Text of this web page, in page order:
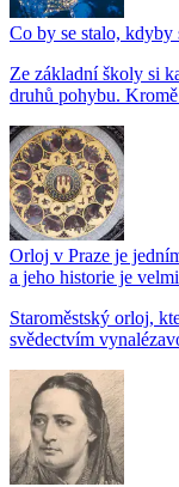
Co by se stalo, kdyby
Ze základní školy si
druhů pohybu.
Orloj v Praze je
a jeho historie je
Staroměstský orloj,
svědectvím